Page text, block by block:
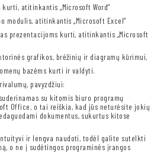
atitinkantis „Microsoft Word“
modulis, atitinkantis „Microsoft Excel“
prezentacijoms kurti, atitinkantis „Microsoft
grafikos, brėžinių ir diagramų kūrimui,
bazėms kurti ir valdyti.
pavyzdžiui:
su kitomis biuro programų
Office, o tai reiškia, kad jūs neturėsite jokių
dokumentus, sukurtus kitose
ir lengva naudoti, todėl galite sutelkti
o ne į sudėtingos programinės įrangos